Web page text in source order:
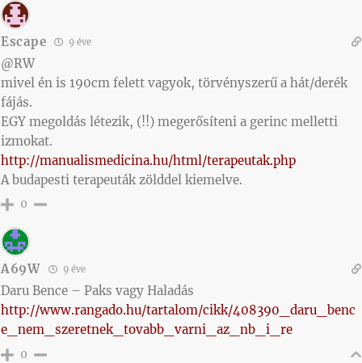
Escape 9 éve
@RW
mivel én is 190cm felett vagyok, törvényszerű a hát/derék
fájás.
EGY megoldás létezik, (!!) megerősíteni a gerinc melletti
izmokat.
http://manualismedicina.hu/html/terapeutak.php
A budapesti terapeuták zölddel kiemelve.
0
A69W 9 éve
Daru Bence – Paks vagy Haladás
http://www.rangado.hu/tartalom/cikk/408390_daru_benc
e_nem_szeretnek_tovabb_varni_az_nb_i_re
0